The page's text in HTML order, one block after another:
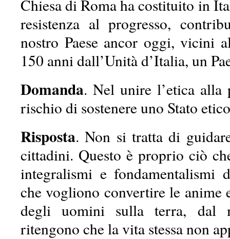
Chiesa di Roma ha costituito in
resistenza al progresso,
nostro Paese ancor oggi, vicini
150 anni dall’Unità d’Italia, un
Domanda. Nel unire l’etica
rischio di sostenere uno Stato
Risposta. Non si tratta di
cittadini. Questo è proprio ciò
integralismi e fondamentalismi
che vogliono convertire le anime
degli uomini sulla terra, dal
ritengono che la vita stessa non